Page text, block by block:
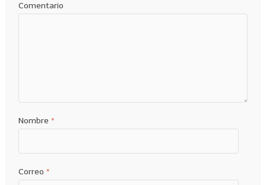
Comentario
Nombre *
Correo *